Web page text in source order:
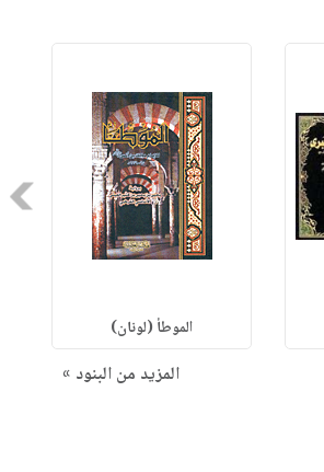
الموطأ (لونان)
المزيد من البنود »